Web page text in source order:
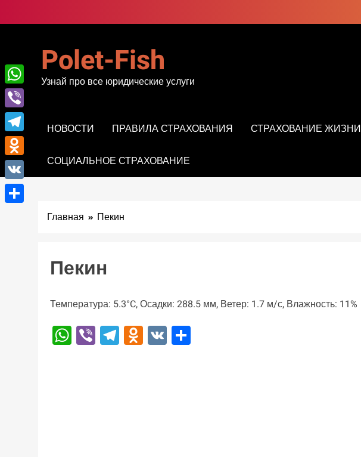
к
Polet-Fish
Узнай про все юридические услуги
НОВОСТИ ПРАВИЛА СТРАХОВАНИЯ СТРАХОВАНИЕ ЖИЗНИ
СОЦИАЛЬНОЕ СТРАХОВАНИЕ
Главная Пекин
Пекин
Температура: 5.3°C, Осадки: 288.5 мм, Ветер: 1.7 м/с, Влажность: 11%
WhatsApp
ViberTelegram
Odnoklassniki
VK
WhatsApp
Viber
Telegram
Odnoklassniki
VK
Отправить